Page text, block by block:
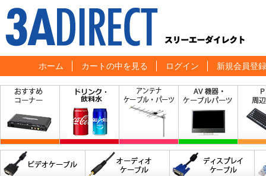
ホーム カートの中を見る ログイン 新規会員登録